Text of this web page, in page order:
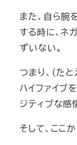
また、自ら腕
する時に、ネ
ずいない。
つまり、（た
ハイファイブ
ジティブな感
そして、ここ